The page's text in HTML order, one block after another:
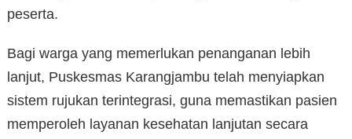
peserta.
Bagi warga yang memerlukan penanganan lebih
lanjut, Puskesmas Karangjambu telah menyiapkan
sistem rujukan terintegrasi, guna memastikan pasien
memperoleh layanan kesehatan lanjutan secara